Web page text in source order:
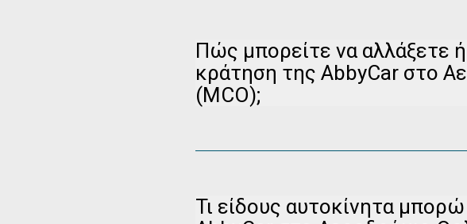
Πώς μπορείτε να αλλάξετε
κράτηση της AbbyCar στο
(MCO);
Τι είδους αυτοκίνητα